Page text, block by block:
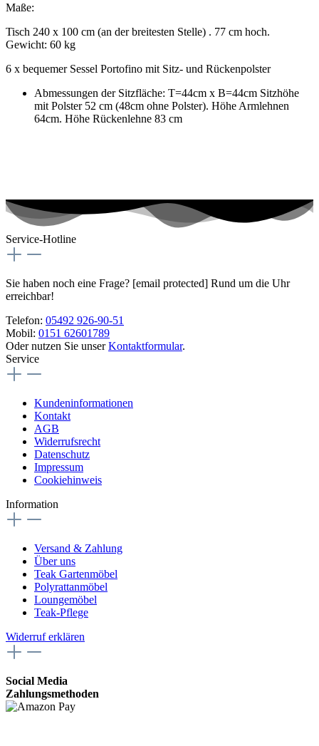
Maße:
Tisch 240 x 100 cm (an der breitesten Stelle) . 77 cm hoch.
Gewicht: 60 kg
6 x bequemer Sessel Portofino mit Sitz- und Rückenpolster
Abmessungen der Sitzfläche: T=44cm x B=44cm Sitzhöhe
mit Polster 52 cm (48cm ohne Polster). Höhe Armlehnen
64cm. Höhe Rückenlehne 83 cm
Service-Hotline
Sie haben noch eine Frage? [email protected] Rund um die Uhr
erreichbar!
Telefon: 05492 926-90-51
Mobil: 0151 62601789
Oder nutzen Sie unserKontaktformular.
Service
Kundeninformationen
Kontakt
AGB
Widerrufsrecht
Datenschutz
Impressum
Cookiehinweis
Information
Versand & Zahlung
Über uns
Teak Gartenmöbel
Polyrattanmöbel
Loungemöbel
Teak-Pflege
Widerruf erklären
Social Media
Zahlungsmethoden